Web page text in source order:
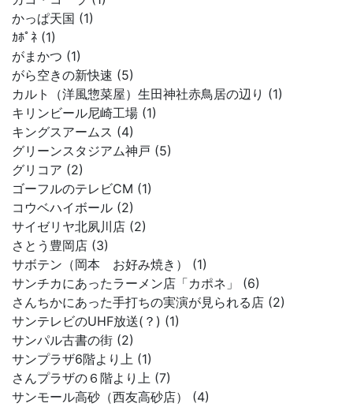
かっぱ天国 (1)
ｶﾎﾟﾈ (1)
がまかつ (1)
がら空きの新快速 (5)
カルト（洋風惣菜屋）生田神社赤鳥居の辺り (1)
キリンビール尼崎工場 (1)
キングスアームス (4)
グリーンスタジアム神戸 (5)
グリコア (2)
ゴーフルのテレビCM (1)
コウベハイボール (2)
サイゼリヤ北夙川店 (2)
さとう豊岡店 (3)
サボテン（岡本 お好み焼き） (1)
サンチカにあったラーメン店「カポネ」 (6)
さんちかにあった手打ちの実演が見られる店 (2)
サンテレビのUHF放送(？) (1)
サンパル古書の街 (2)
サンプラザ6階より上 (1)
さんプラザの６階より上 (7)
サンモール高砂（西友高砂店） (4)